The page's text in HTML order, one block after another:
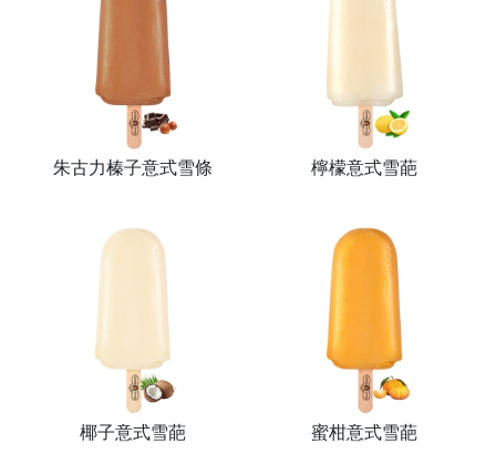
朱古力榛子意式雪條 檸檬意式雪葩
椰子意式雪葩 蜜柑意式雪葩